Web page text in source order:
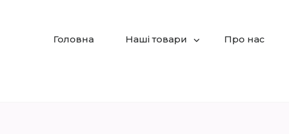
Головна Наші товари Про нас